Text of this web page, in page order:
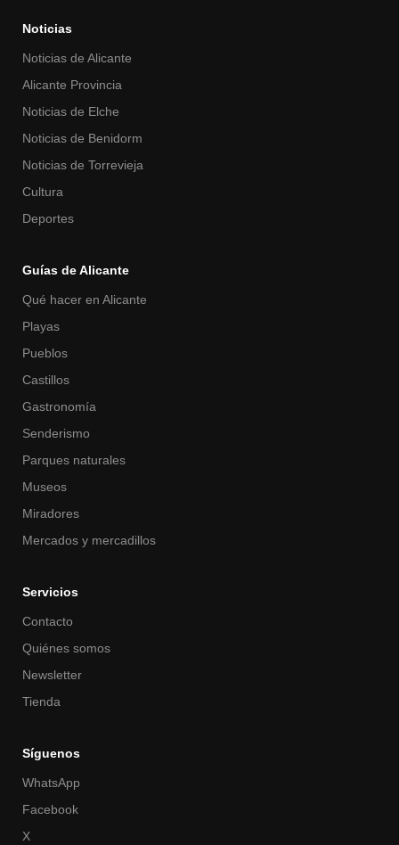
Noticias
Noticias de Alicante
Alicante Provincia
Noticias de Elche
Noticias de Benidorm
Noticias de Torrevieja
Cultura
Deportes
Guías de Alicante
Qué hacer en Alicante
Playas
Pueblos
Castillos
Gastronomía
Senderismo
Parques naturales
Museos
Miradores
Mercados y mercadillos
Servicios
Contacto
Quiénes somos
Newsletter
Tienda
Síguenos
WhatsApp
Facebook
X